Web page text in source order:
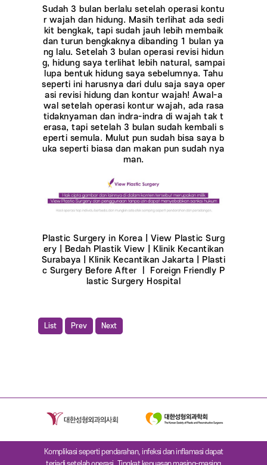
Sudah 3 bulan berlalu setelah operasi kontu
r wajah dan hidung. Masih terlihat ada sedi
kit bengkak, tapi sudah jauh lebih membaik
dan turun bengkaknya dibanding 1 bulan ya
ng lalu. Setelah 3 bulan operasi revisi hidun
g, hidung saya terlihat lebih natural, sampai
lupa bentuk hidung saya sebelumnya. Tahu
seperti ini harusnya dari dulu saja saya oper
asi revisi hidung dan kontur wajah! Awal-a
wal setelah operasi kontur wajah, ada rasa
tidaknyaman dan indra-indra di wajah tak t
erasa, tapi setelah 3 bulan sudah kembali s
eperti semula. Mulut pun sudah bisa saya b
uka seperti biasa dan makan pun sudah nya
man.
Plastic Surgery in Korea | View Plastic Surg
ery | Bedah Plastik View | Klinik Kecantikan
Surabaya | Klinik Kecantikan Jakarta | Plasti
c Surgery Before After ㅣ Foreign Friendly P
lastic Surgery Hospital
List Prev Next
Komplikasi seperti pendarahan, infeksi dan inflamasi dapat